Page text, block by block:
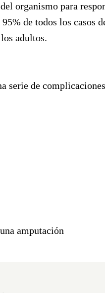
organismo para
de todos los casos
adultos.
serie de
amputación